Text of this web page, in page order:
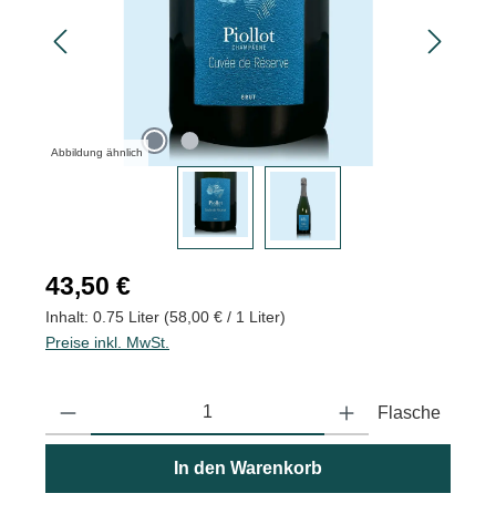
Abbildung ähnlich
Regulärer Preis:
43,50 €
Inhalt: 0.75 Liter (58,00 € / 1 Liter)
Preise inkl. MwSt.
Produkt Anzahl: Gib den gewünschten Wert ein oder benutze
Flasche
In den Warenkorb